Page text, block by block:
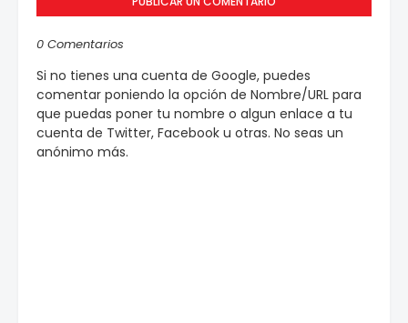
0 Comentarios
Si no tienes una cuenta de Google, puedes
comentar poniendo la opción de Nombre/URL para
que puedas poner tu nombre o algun enlace a tu
cuenta de Twitter, Facebook u otras. No seas un
anónimo más.